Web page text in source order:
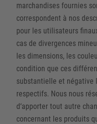
marchandises fournies
correspondent à nos
pour les utilisateurs
cas de divergences
les dimensions, les
condition que ces
substantielle et négative
respectifs. Nous nous
d‘apporter tout autre
concernant les produits